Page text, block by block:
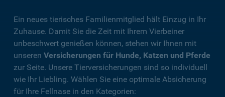
Ein neues tierisches Familienmitglied hält Einzug in Ihr
Zuhause. Damit Sie die Zeit mit Ihrem Vierbeiner
unbeschwert genießen können, stehen wir Ihnen mit
unseren Versicherungen für Hunde, Katzen und Pferde
zur Seite. Unsere Tierversicherungen sind so individuell
wie Ihr Liebling. Wählen Sie eine optimale Absicherung
für Ihre Fellnase in den Kategorien: